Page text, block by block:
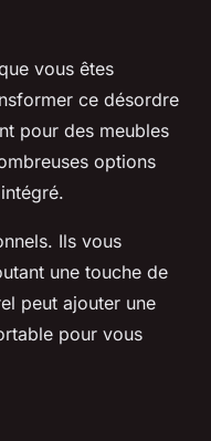
vous êtes
ce désordre
pour des meubles
options
Ils vous
une touche de
peut ajouter une
pour vous